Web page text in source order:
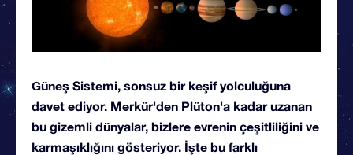
Güneş Sistemi, sonsuz bir keşif yolculuğuna
davet ediyor. Merkür'den Plüton'a kadar uzanan
bu gizemli dünyalar, bizlere evrenin çeşitliliğini ve
karmaşıklığını gösteriyor. İşte bu farklı